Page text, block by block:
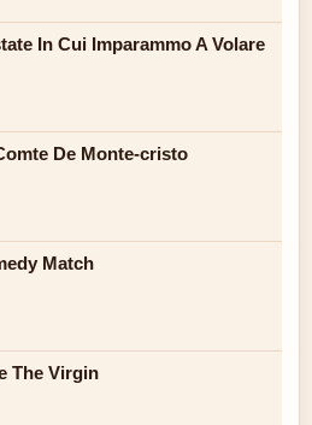
In Cui Imparammo A Volare
De Monte-cristo
Match
The Virgin